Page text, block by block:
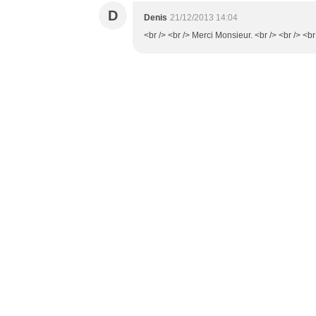
D Denis 21/12/2013 14:04
<br /> <br /> Merci Monsieur. <br /> <br />